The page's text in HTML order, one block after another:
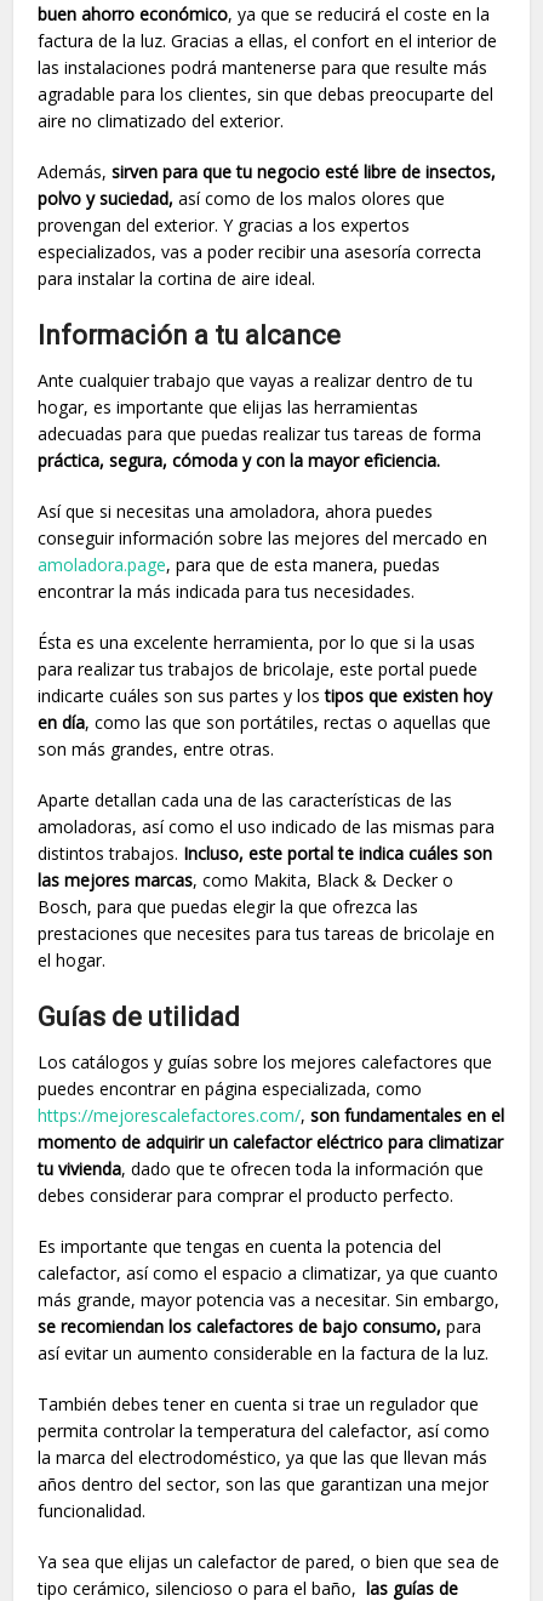
buen ahorro económico, ya que se reducirá el coste en la
factura de la luz. Gracias a ellas, el confort en el interior de
las instalaciones podrá mantenerse para que resulte más
agradable para los clientes, sin que debas preocuparte del
aire no climatizado del exterior.
Además,sirven para que tu negocio esté libre de insectos,
polvo y suciedad,así como de los malos olores que
provengan del exterior. Y gracias a los expertos
especializados, vas a poder recibir una asesoría correcta
para instalar la cortina de aire ideal.
Información a tu alcance
Ante cualquier trabajo que vayas a realizar dentro de tu
hogar, es importante que elijas las herramientas
adecuadas para que puedas realizar tus tareas de forma
práctica, segura, cómoda y con la mayor eficiencia.
Así que si necesitas una amoladora, ahora puedes
conseguir información sobre las mejores del mercado en
amoladora.page, para que de esta manera, puedas
encontrar la más indicada para tus necesidades.
Ésta es una excelente herramienta, por lo que si la usas
para realizar tus trabajos de bricolaje, este portal puede
indicarte cuáles son sus partes y lostipos que existen hoy
en día, como las que son portátiles, rectas o aquellas que
son más grandes, entre otras.
Aparte detallan cada una de las características de las
amoladoras, así como el uso indicado de las mismas para
distintos trabajos. Incluso, este portal te indica cuáles son
las mejores marcas, como Makita, Black & Decker o
Bosch, para que puedas elegir la que ofrezca las
prestaciones que necesites para tus tareas de bricolaje en
el hogar.
Guías de utilidad
Los catálogos y guías sobre los mejores calefactores que
puedes encontrar en página especializada, como
https://mejorescalefactores.com/,son fundamentales en el
momento de adquirir un calefactor eléctrico para climatizar
tu vivienda, dado que te ofrecen toda la información que
debes considerar para comprar el producto perfecto.
Es importante que tengas en cuenta la potencia del
calefactor, así como el espacio a climatizar, ya que cuanto
más grande, mayor potencia vas a necesitar. Sin embargo,
se recomiendan los calefactores de bajo consumo, para
así evitar un aumento considerable en la factura de la luz.
También debes tener en cuenta si trae un regulador que
permita controlar la temperatura del calefactor, así como
la marca del electrodoméstico, ya que las que llevan más
años dentro del sector, son las que garantizan una mejor
funcionalidad.
Ya sea que elijas un calefactor de pared, o bien que sea de
tipo cerámico, silencioso o para el baño, las guías de